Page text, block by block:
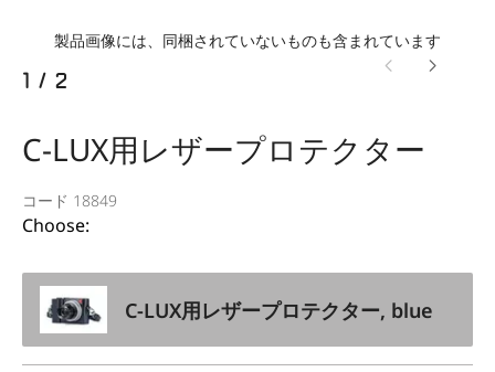
製品画像には、同梱されていないものも含まれています
1 / 2
C-LUX用レザープロテクター
コード 18849
Choose:
C-LUX用レザープロテクター, blue